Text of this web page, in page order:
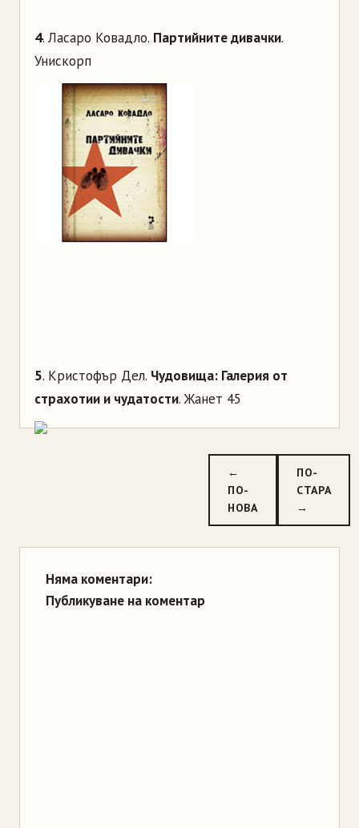
4. Ласаро Ковадло. Партийните дивачки.
Унискорп
5. Кристофър Дел. Чудовища: Галерия от
страхотии и чудатости. Жанет 45
←
ПО-
НОВА
ПО-
СТАРА
→
Няма коментари:
Публикуване на коментар